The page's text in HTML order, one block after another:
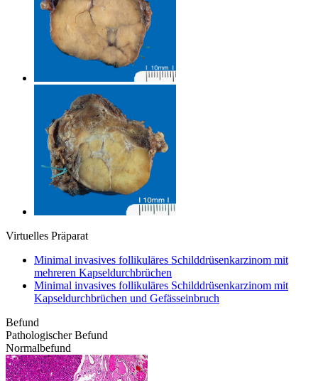
Virtuelles Präparat
Minimal invasives follikuläres Schilddrüsenkarzinom mit
mehreren Kapseldurchbrüchen
Minimal invasives follikuläres Schilddrüsenkarzinom mit
Kapseldurchbrüchen und Gefässeinbruch
Befund
Pathologischer Befund
Normalbefund